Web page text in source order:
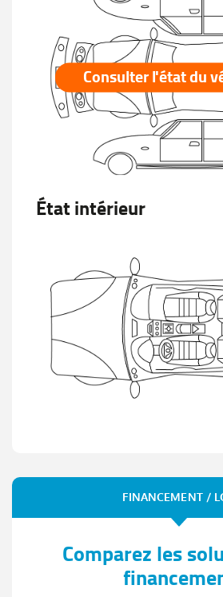
Consulter l'état du
État intérieur
FINANCEMENT /
Comparez les